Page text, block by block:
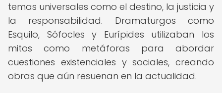
temas universales como el destino, la justicia y
la responsabilidad. Dramaturgos como
Esquilo, Sófocles y Eurípides utilizaban los
mitos como metáforas para abordar
cuestiones existenciales y sociales, creando
obras que aún resuenan en la actualidad.